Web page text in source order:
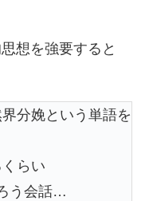
想を強要すると
分娩という単語を
らい
う会話…